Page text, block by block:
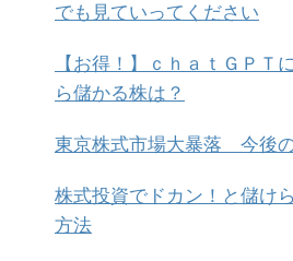
でも見ていってください
【お得！】ｃｈａｔＧＰ
ら儲かる株は？
東京株式市場大暴落 今後
株式投資でドカン！と儲け
方法